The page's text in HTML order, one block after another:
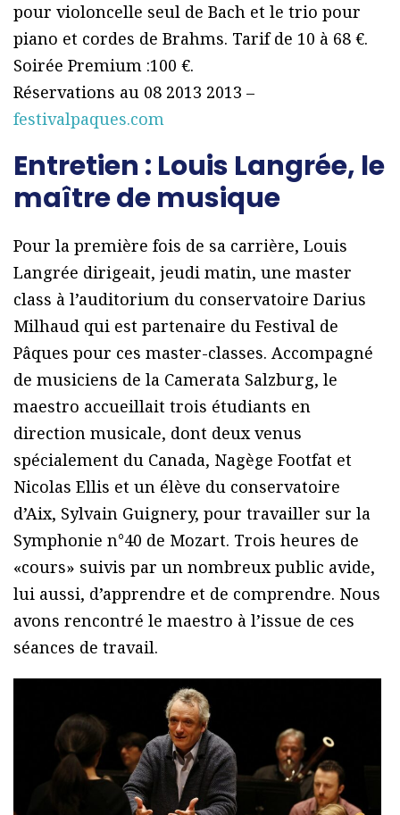
pour violoncelle seul de Bach et le trio pour
piano et cordes de Brahms. Tarif de 10 à 68 €.
Soirée Premium :100 €.
Réservations au 08 2013 2013 –
festivalpaques.com
Entretien : Louis Langrée, le
maître de musique
Pour la première fois de sa carrière, Louis
Langrée dirigeait, jeudi matin, une master
class à l’auditorium du conservatoire Darius
Milhaud qui est partenaire du Festival de
Pâques pour ces master-classes. Accompagné
de musiciens de la Camerata Salzburg, le
maestro accueillait trois étudiants en
direction musicale, dont deux venus
spécialement du Canada, Nagège Footfat et
Nicolas Ellis et un élève du conservatoire
d’Aix, Sylvain Guignery, pour travailler sur la
Symphonie n°40 de Mozart. Trois heures de
«cours» suivis par un nombreux public avide,
lui aussi, d’apprendre et de comprendre. Nous
avons rencontré le maestro à l’issue de ces
séances de travail.